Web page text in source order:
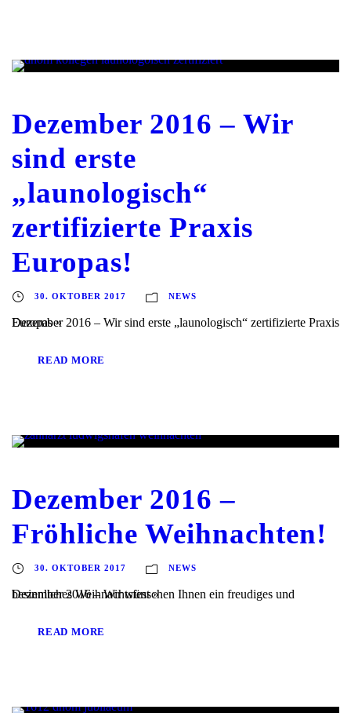
Dezember 2016 – Wir
sind erste
„launologisch“
zertifizierte Praxis
Europas!
30. OKTOBER 2017 NEWS
Dezember 2016 – Wir sind erste „launologisch“ zertifizierte Praxis Europas »
READ MORE
Dezember 2016 –
Fröhliche Weihnachten!
30. OKTOBER 2017 NEWS
Dezember 2016 – Wir wünschen Ihnen ein freudiges und besinnliches Weihnachtsfest »
READ MORE